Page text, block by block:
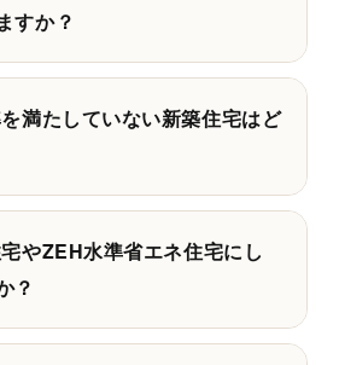
すか？
満たしていない新築住宅はど
やZEH水準省エネ住宅にし
？